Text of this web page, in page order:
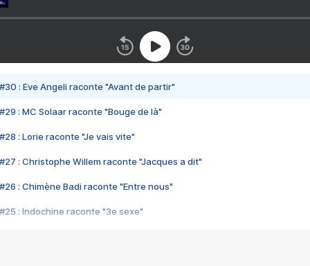
#30 : Eve Angeli raconte "Avant de partir"
#29 : MC Solaar raconte "Bouge de là"
#28 : Lorie raconte "Je vais vite"
#27 : Christophe Willem raconte "Jacques a dit"
#26 : Chimène Badi raconte "Entre nous"
#25 : Indochine raconte "3e sexe"